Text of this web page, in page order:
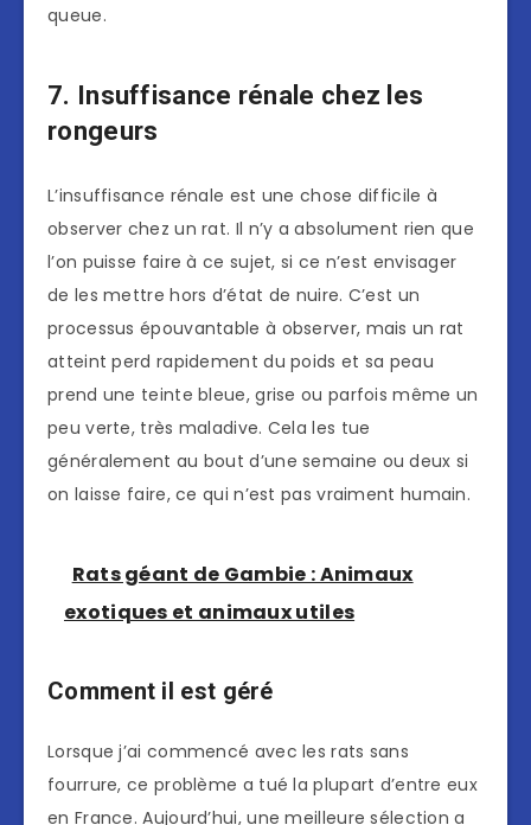
queue.
7. Insuffisance rénale chez les
rongeurs
L’insuffisance rénale est une chose difficile à
observer chez un rat. Il n’y a absolument rien que
l’on puisse faire à ce sujet, si ce n’est envisager
de les mettre hors d’état de nuire. C’est un
processus épouvantable à observer, mais un rat
atteint perd rapidement du poids et sa peau
prend une teinte bleue, grise ou parfois même un
peu verte, très maladive. Cela les tue
généralement au bout d’une semaine ou deux si
on laisse faire, ce qui n’est pas vraiment humain.
Rats géant de Gambie : Animaux
exotiques et animaux utiles
Comment il est géré
Lorsque j’ai commencé avec les rats sans
fourrure, ce problème a tué la plupart d’entre eux
en France. Aujourd’hui, une meilleure sélection a